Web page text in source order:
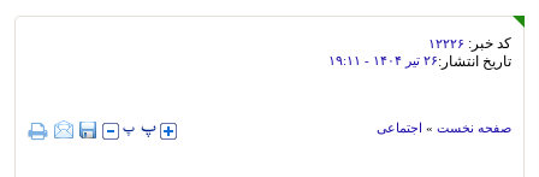
کد خبر: ۱۲۲۲۶
تاریخ انتشار:۲۶ تير ۱۴۰۴ - ۱۹:۱۱
صفحه نخست » اجتماعی